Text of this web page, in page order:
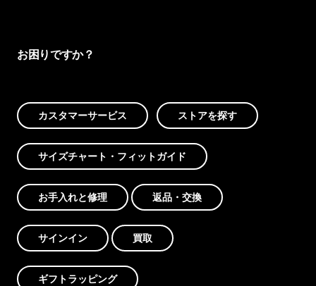
お困りですか？
カスタマーサービス ストアを探す
サイズチャート・フィットガイド
お手入れと修理 返品・交換
サインイン 買取
ギフトラッピング